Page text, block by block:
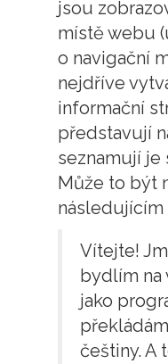
jsou
místě webu
o navigační
nejdříve
informační
představují
seznamují je
Může to být
následujícím
Vítejte!
bydlím na
jako
češtiny. A